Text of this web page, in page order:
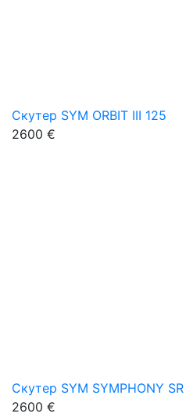
Скутер SYM ORBIT III 125
2600 €
Скутер SYM SYMPHONY
2600 €